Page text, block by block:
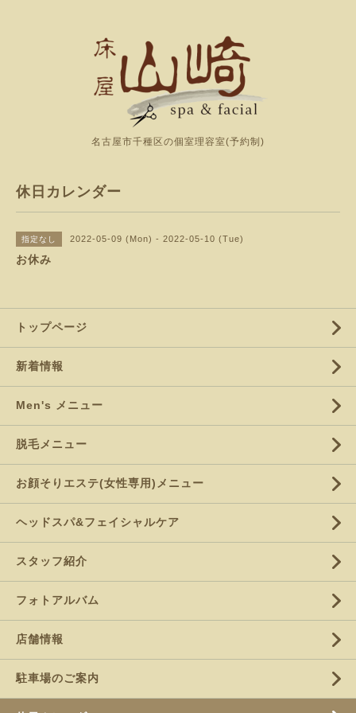
名古屋市千種区の個室理容室(予約制)
休日カレンダー
指定なし 2022-05-09 (Mon) - 2022-05-10 (Tue)
お休み
トップページ
新着情報
Men's メニュー
脱毛メニュー
お顔そりエステ(女性専用)メニュー
ヘッドスパ&フェイシャルケア
スタッフ紹介
フォトアルバム
店舗情報
駐車場のご案内